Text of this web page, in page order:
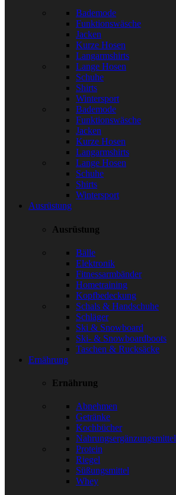
Bademode
Funktionswäsche
Jacken
Kurze Hosen
Langarmshirts
Lange Hosen
Schuhe
Shirts
Wintersport
Bademode
Funktionswäsche
Jacken
Kurze Hosen
Langarmshirts
Lange Hosen
Schuhe
Shirts
Wintersport
Ausrüstung
Ausrüstung
Bälle
Elektronik
Fitnessarmbänder
Hometraining
Kopfbedeckung
Schals & Handschuhe
Schläger
Ski & Snowboard
Ski- & Snowboardboots
Taschen & Rucksäcke
Ernährung
Ernährung
Abnehmen
Getränke
Kochbücher
Nahrungsergänzungsmittel
Protein
Riegel
Süßungsmittel
Whey